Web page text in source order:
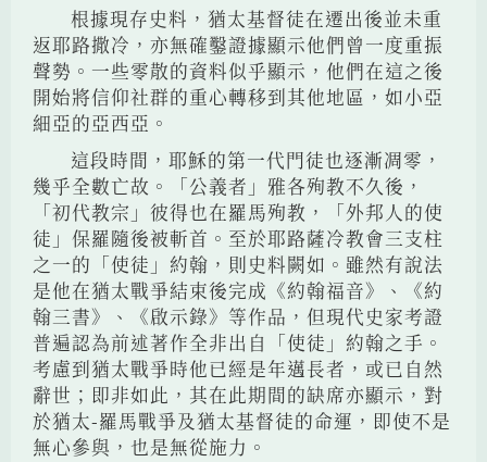
根據現存史料，猶太基督徒在遷出後並未重
返耶路撒冷，亦無確鑿證據顯示他們曾一度重振
聲勢。一些零散的資料似乎顯示，他們在這之後
開始將信仰社群的重心轉移到其他地區，如小亞
細亞的亞西亞。
這段時間，耶穌的第一代門徒也逐漸凋零，
幾乎全數亡故。「公義者」雅各殉教不久後，
「初代教宗」彼得也在羅馬殉教，「外邦人的使
徒」保羅隨後被斬首。至於耶路薩冷教會三支柱
之一的「使徒」約翰，則史料闕如。雖然有說法
是他在猶太戰爭結束後完成《約翰福音》、《約
翰三書》、《啟示錄》等作品，但現代史家考證
普遍認為前述著作全非出自「使徒」約翰之手。
考慮到猶太戰爭時他已經是年邁長者，或已自然
辭世；即非如此，其在此期間的缺席亦顯示，對
於猶太-羅馬戰爭及猶太基督徒的命運，即使不是
無心參與，也是無從施力。